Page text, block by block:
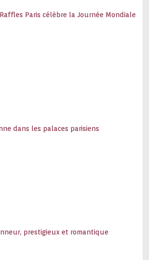
Paris célèbre la Journée Mondiale
dans les palaces parisiens
prestigieux et romantique